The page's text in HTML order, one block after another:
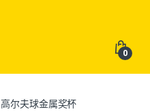
0
高尔夫球金属奖杯